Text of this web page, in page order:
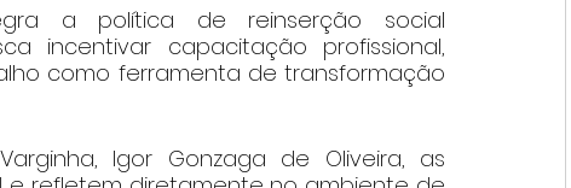
a política de reinserção social
incentivar capacitação profissional,
como ferramenta de transformação
Igor Gonzaga de Oliveira, as